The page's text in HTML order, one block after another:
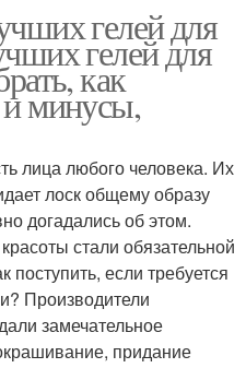
гелей для
гелей для
как
минусы,
лица любого человека. Их
лоск общему образу
догадались об этом.
стали обязательной
поступить, если требуется
Производители
замечательное
придание